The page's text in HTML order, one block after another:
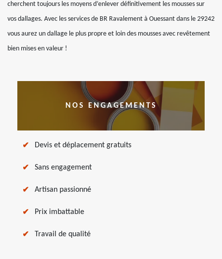
cherchent toujours les moyens d’enlever définitivement les mousses sur
vos dallages. Avec les services de BR Ravalement à Ouessant dans le 29242
vous aurez un dallage le plus propre et loin des mousses avec revêtement
bien mises en valeur !
NOS ENGAGEMENTS
Devis et déplacement gratuits
Sans engagement
Artisan passionné
Prix imbattable
Travail de qualité